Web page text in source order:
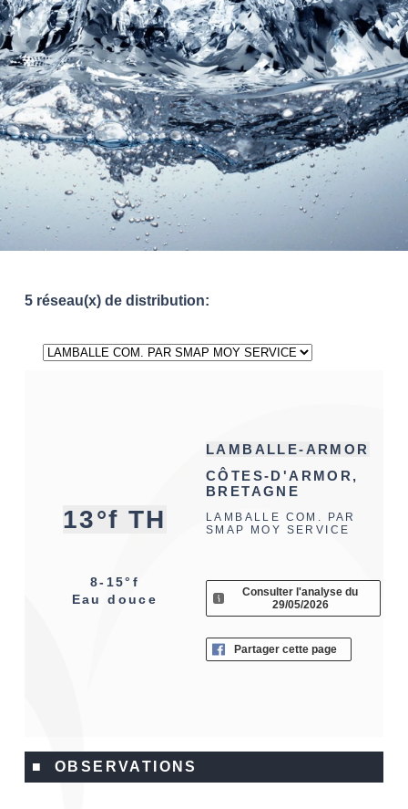
5 réseau(x) de distribution:
13°f TH
8-15°f
Eau douce
LAMBALLE-ARMOR
CÔTES-D'ARMOR,
BRETAGNE
LAMBALLE COM. PAR
SMAP MOY SERVICE
Consulter l'analyse du
29/05/2026
Partager cette page
■ OBSERVATIONS